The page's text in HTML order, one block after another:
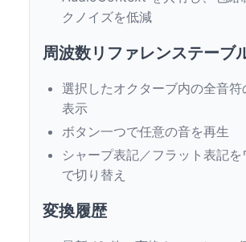
クノイズを低減
周波数リファレンステーブ
選択したオクターブ内の全音符
表示
ボタン一つで任意の音を再生
シャープ表記／フラット表記を
で切り替え
変換履歴